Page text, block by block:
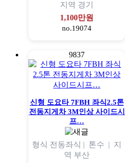
지역 경기
1,100만원
no.19074
9837
신형 도요타 7FBH 좌식2.5톤
전동지게차 3M인상 사이드시
프…
형식 전동좌식 | 톤수 | 지
역 부산